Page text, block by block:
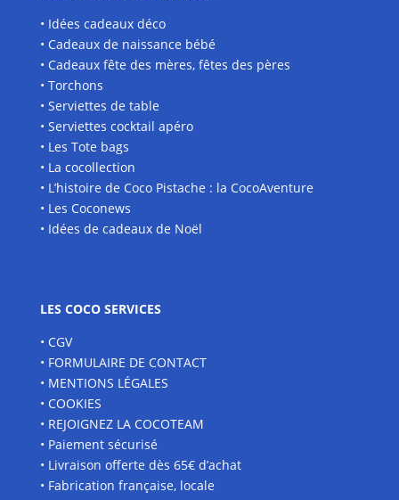
• Idées cadeaux déco
• Cadeaux de naissance bébé
• Cadeaux fête des mères, fêtes des pères
• Torchons
• Serviettes de table
• Serviettes cocktail apéro
• Les Tote bags
• La cocollection
• L’histoire de Coco Pistache : la CocoAventure
• Les Coconews
• Idées de cadeaux de Noël
LES COCO SERVICES
• CGV
• FORMULAIRE DE CONTACT
• MENTIONS LÉGALES
• COOKIES
• REJOIGNEZ LA COCOTEAM
• Paiement sécurisé
• Livraison offerte dès 65€ d’achat
• Fabrication française, locale